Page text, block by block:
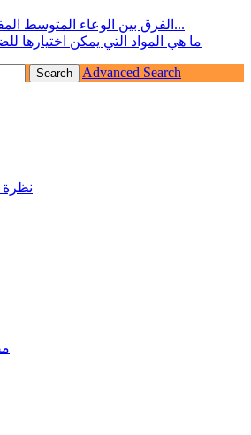
الفرق بين الوعاء المتوسط ​​المفتوح والوعاء المت...
ما هي المواد التي يمكن اختيارها
Advanced Search
نظرة